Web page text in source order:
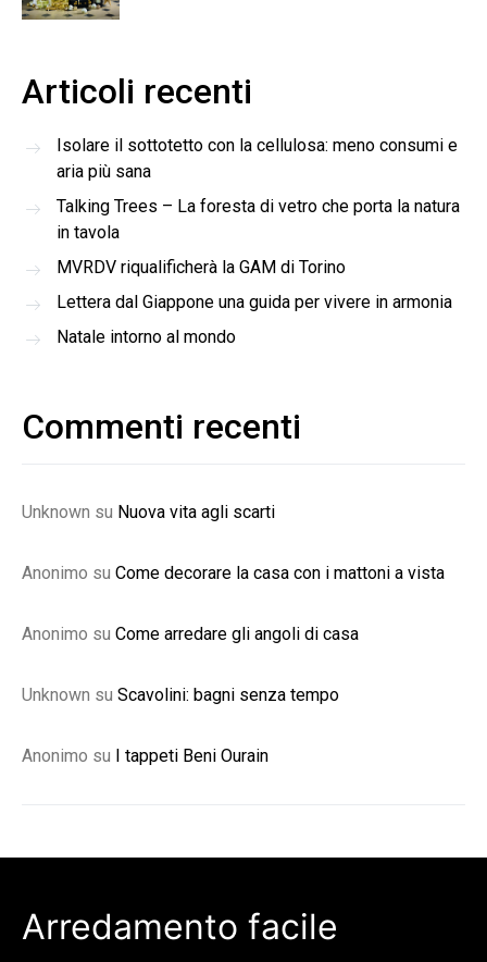
Articoli recenti
Isolare il sottotetto con la cellulosa: meno consumi e
aria più sana
Talking Trees – La foresta di vetro che porta la natura
in tavola
MVRDV riqualificherà la GAM di Torino
Lettera dal Giappone una guida per vivere in armonia
Natale intorno al mondo
Commenti recenti
Unknown su Nuova vita agli scarti
Anonimo su Come decorare la casa con i mattoni a vista
Anonimo su Come arredare gli angoli di casa
Unknown su Scavolini: bagni senza tempo
Anonimo su I tappeti Beni Ourain
Arredamento facile